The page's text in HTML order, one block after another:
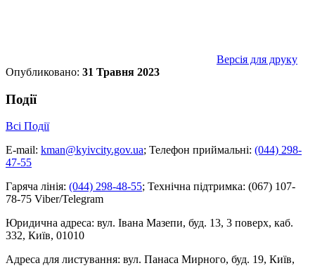
Версія для друку
Опубликовано: 31 Травня 2023
Події
Всі Події
E-mail: kman@kyivcity.gov.ua; Телефон приймальні: (044) 298-
47-55
Гаряча лінія: (044) 298-48-55; Технічна підтримка: (067) 107-
78-75 Viber/Telegram
Юридична адреса: вул. Івана Мазепи, буд. 13, 3 поверх, каб.
332, Київ, 01010
Адреса для листування: вул. Панаса Мирного, буд. 19, Київ,